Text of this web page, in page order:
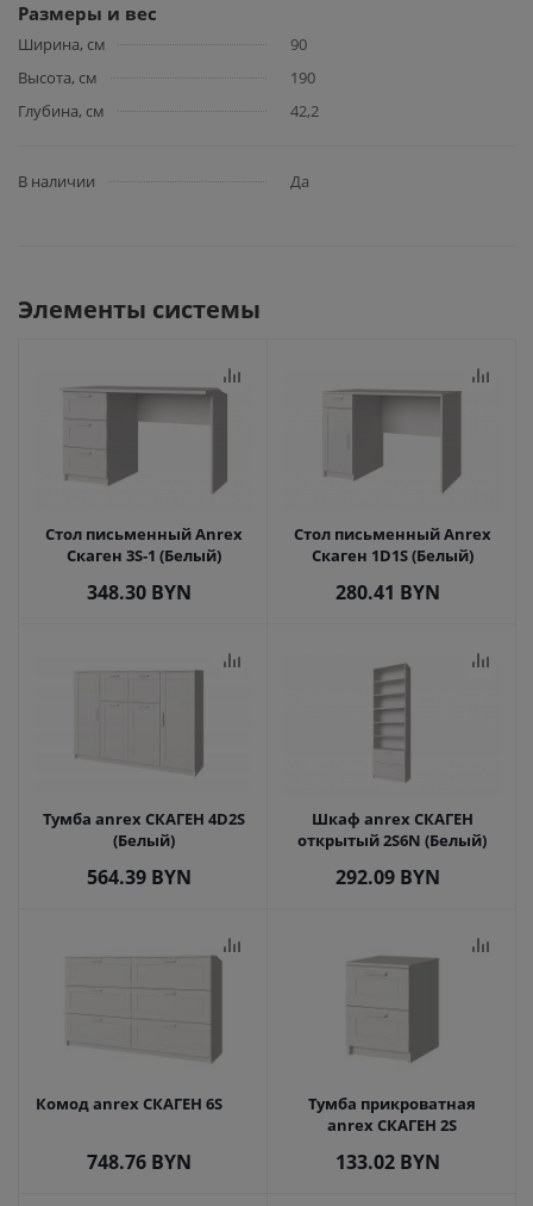
Размеры и вес
Ширина, см
90
Высота, см
190
Глубина, см
42,2
В наличии Да
Элементы системы
Стол письменный Anrex
Скаген 3S-1 (Белый)
348.30 BYN
Стол письменный Anrex
Скаген 1D1S (Белый)
280.41 BYN
Тумба anrex СКАГЕН 4D2S
(Белый)
564.39 BYN
Шкаф anrex СКАГЕН
открытый 2S6N (Белый)
292.09 BYN
Комод anrex СКАГЕН 6S
748.76 BYN
Тумба прикроватная
anrex СКАГЕН 2S
133.02 BYN